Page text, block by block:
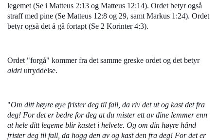
legemet (Se i Matteus 2:13 og Matteus 12:14). Ordet betyr også
straff med pine (Se Matteus 12:8 og 29, samt Markus 1:24). Ordet
betyr også det å gå fortapt (Se 2 Korinter 4:3).
Ordet "forgå" kommer fra det samme greske ordet og det betyr
aldri utryddelse.
"Om ditt høyre øye frister deg til fall, da riv det ut og kast det fra
deg! For det er bedre for deg at du mister ett av dine lemmer enn
at hele ditt legeme blir kastet i helvete. Og om din høyre hånd
frister deg til fall, da hogg den av og kast den fra deg! For det er